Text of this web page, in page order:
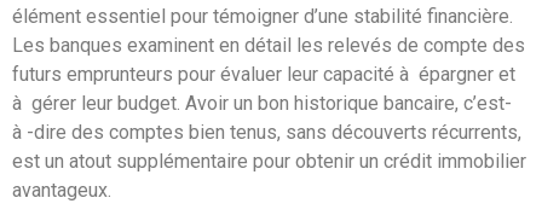
élément essentiel pour témoigner d’une stabilité financière.
Les banques examinent en détail les relevés de compte des
futurs emprunteurs pour évaluer leur capacité à épargner et
à gérer leur budget. Avoir un bon historique bancaire, c’est-
à -dire des comptes bien tenus, sans découverts récurrents,
est un atout supplémentaire pour obtenir un crédit immobilier
avantageux.